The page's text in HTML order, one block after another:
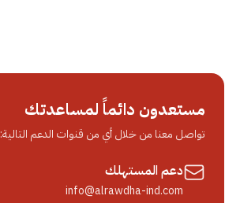
مستعدون دائماً لمساعدتك
تواصل معنا من خلال أي من قنوات الدعم التالية:
دعم المستهلك
info@alrawdha-ind.com